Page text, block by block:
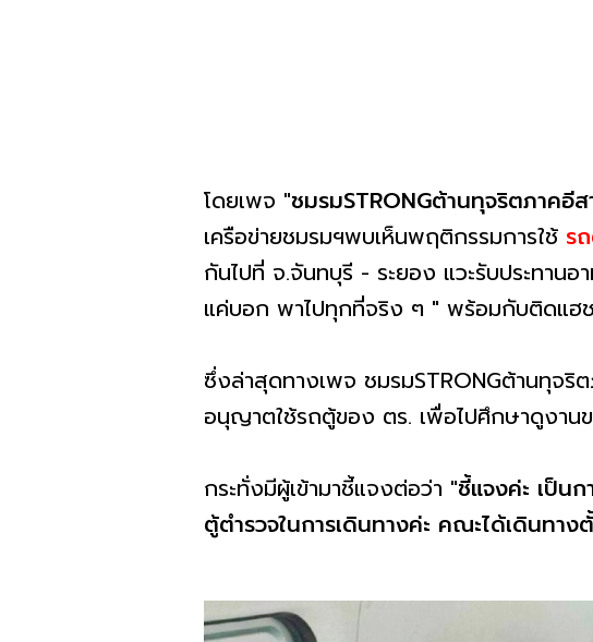
โดยเพจ "ชมรมSTRONGต้านทุจริตภาคอีส
เครือข่ายชมรมฯพบเห็นพฤติกรรม​การใช้ ร
กันไปที่​ จ.จันทบุรี​ - ระยอง แวะรับประทาน
แค่บอก​ พาไปทุกที่จริง ๆ " พร้อมกับติดแ
ซึ่งล่าสุดทางเพจ ชมรมSTRONGต้านทุจริ
อนุญาตใช้รถตู้ของ​ ตร.​ เพื่อไปศึกษาดูงา
กระทั่งมีผู้เข้ามาชี้แจงต่อว่า "ชี้แจงค่ะ เป็น
ตู้ตำรวจในการเดินทางค่ะ คณะได้เดินท